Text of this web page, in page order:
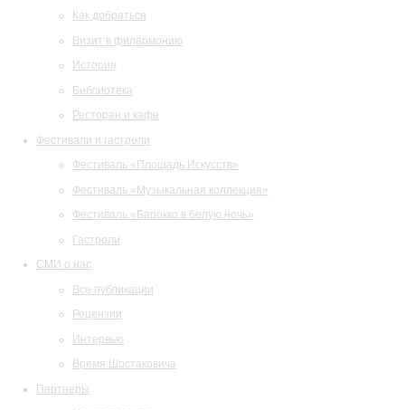
Как добраться
Визит в филармонию
История
Библиотека
Ресторан и кафе
Фестивали и гастроли
Фестиваль «Площадь Искусств»
Фестиваль «Музыкальная коллекция»
Фестиваль «Барокко в белую ночь»
Гастроли
СМИ о нас
Все публикации
Рецензии
Интервью
Время Шостаковича
Партнеры